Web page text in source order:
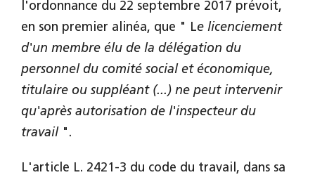
l'ordonnance du 22 septembre 2017 prévoit,
en son premier alinéa, que " Le licenciement
d'un membre élu de la délégation du
personnel du comité social et économique,
titulaire ou suppléant (...) ne peut intervenir
qu'après autorisation de l'inspecteur du
travail ".
L'article L. 2421-3 du code du travail, dans sa